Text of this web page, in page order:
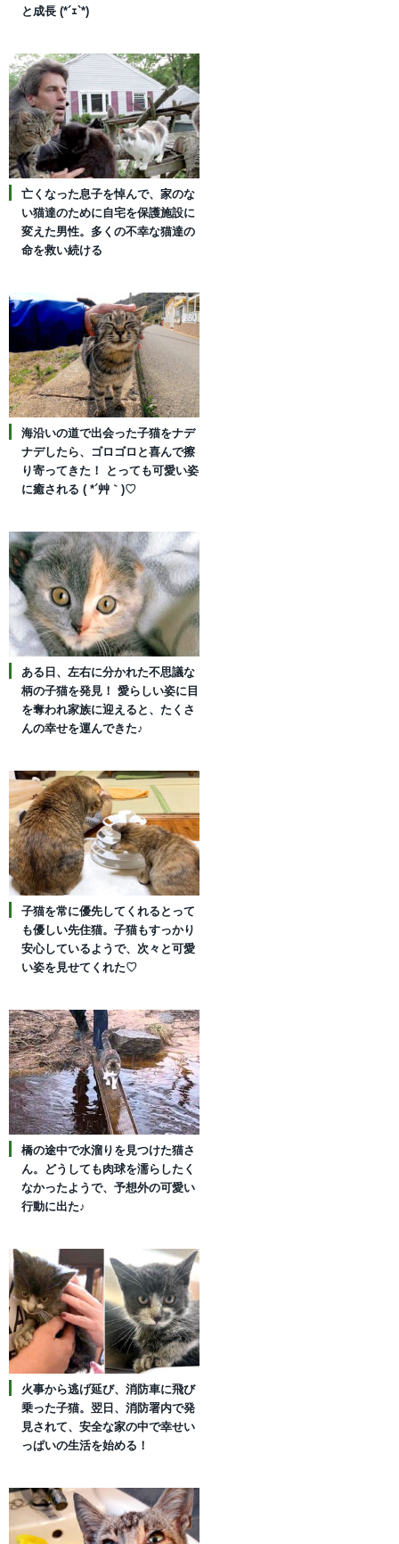
と成長 (*´ｪ`*)
亡くなった息子を悼んで、家のな
い猫達のために自宅を保護施設に
変えた男性。多くの不幸な猫達の
命を救い続ける
海沿いの道で出会った子猫をナデ
ナデしたら、ゴロゴロと喜んで擦
り寄ってきた！ とっても可愛い姿
に癒される ( *´艸｀)♡
ある日、左右に分かれた不思議な
柄の子猫を発見！ 愛らしい姿に目
を奪われ家族に迎えると、たくさ
んの幸せを運んできた♪
子猫を常に優先してくれるとって
も優しい先住猫。子猫もすっかり
安心しているようで、次々と可愛
い姿を見せてくれた♡
橋の途中で水溜りを見つけた猫さ
ん。どうしても肉球を濡らしたく
なかったようで、予想外の可愛い
行動に出た♪
火事から逃げ延び、消防車に飛び
乗った子猫。翌日、消防署内で発
見されて、安全な家の中で幸せい
っぱいの生活を始める！